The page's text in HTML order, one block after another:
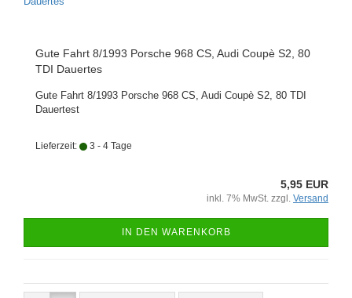
Gute Fahrt 8/1993 Porsche 968 CS, Audi Coupè S2, 80
TDI Dauertes
Gute Fahrt 8/1993 Porsche 968 CS, Audi Coupè S2, 80 TDI
Dauertest
Lieferzeit: 3 - 4 Tage
5,95 EUR
inkl. 7% MwSt. zzgl. Versand
IN DEN WARENKORB